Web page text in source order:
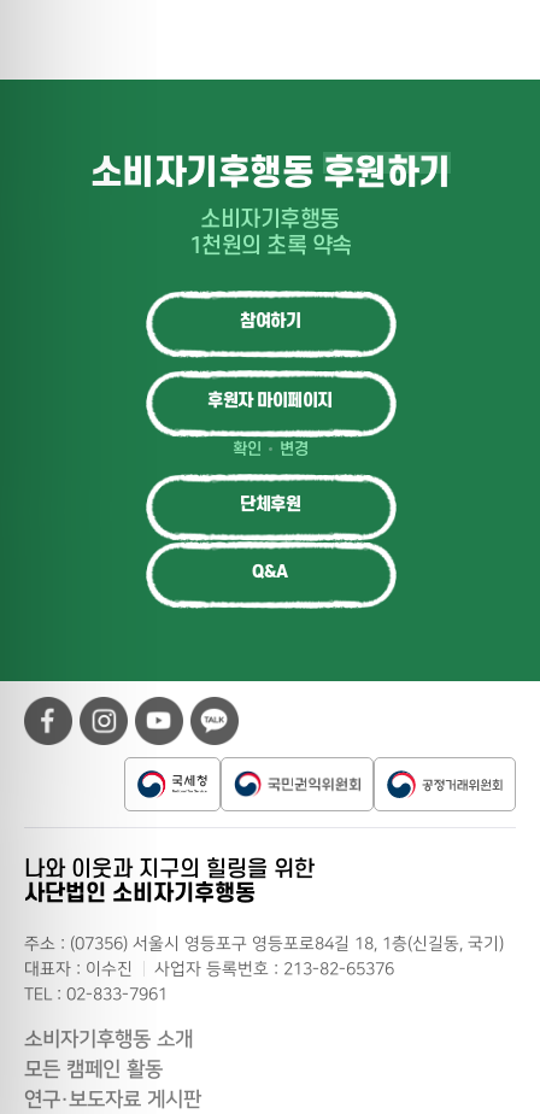
소비자기후행동 후원하기
소비자기후행동
1천원의 초록 약속
참여하기
후원자 마이페이지
확인 변경
단체후원
Q&A
나와 이웃과 지구의 힐링을 위한
사단법인 소비자기후행동
주소 : (07356) 서울시 영등포구 영등포로84길 18, 1층(신길동, 국기)
대표자 : 이수진
사업자 등록번호 : 213-82-65376
TEL : 02-833-7961
소비자기후행동 소개
모든 캠페인 활동
연구·보도자료 게시판